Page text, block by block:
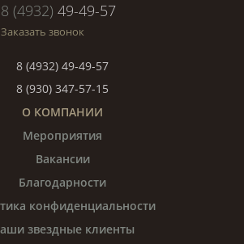
8 (4932) 49-49-57
Заказать звонок
8 (4932) 49-49-57
8 (930) 347-57-15
О КОМПАНИИ
Мероприятия
Вакансии
Благодарности
конфиденциальности
звездные клиенты